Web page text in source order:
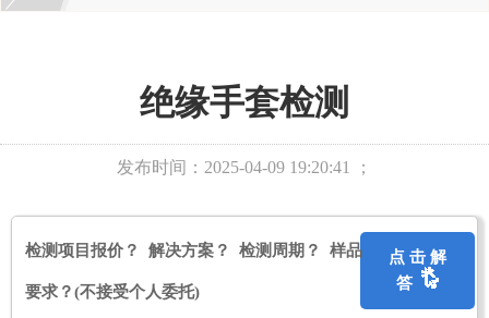
绝缘手套检测
发布时间： 2025-04-09 19:20:41 ；
检测项目报价？ 解决方案？ 检测周期？ 样品
要求？(不接受个人委托)
点 击 解
答